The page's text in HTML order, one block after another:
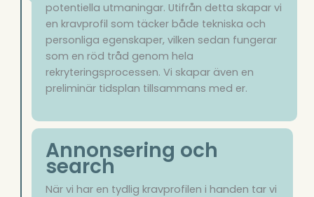
potentiella utmaningar. Utifrån detta skapar vi
en kravprofil som täcker både tekniska och
personliga egenskaper, vilken sedan fungerar
som en röd tråd genom hela
rekryteringsprocessen. Vi skapar även en
preliminär tidsplan tillsammans med er.
Annonsering och
search
När vi har en tydlig kravprofilen i handen tar vi